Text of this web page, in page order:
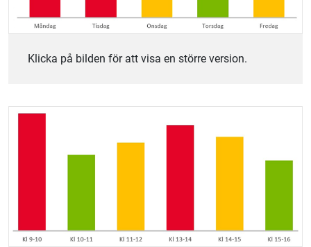
Klicka på bilden för att visa en större version.